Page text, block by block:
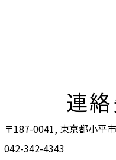
連
〒187-0041, 東京都小平
042-342-4343